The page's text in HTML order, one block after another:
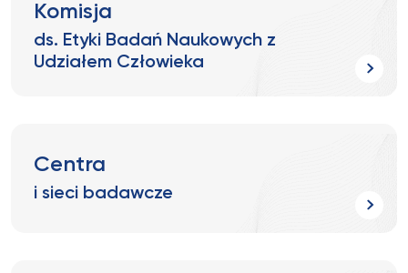
Komisja
ds. Etyki Badań Naukowych z
Udziałem Człowieka
Centra
i sieci badawcze